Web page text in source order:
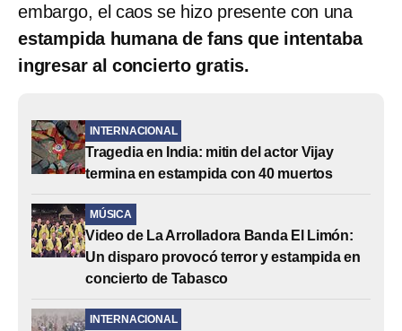
embargo, el caos se hizo presente con una
estampida humana de fans que intentaba
ingresar al concierto gratis.
INTERNACIONAL
Tragedia en India: mitin del actor Vijay
termina en estampida con 40 muertos
MÚSICA
Video de La Arrolladora Banda El Limón:
Un disparo provocó terror y estampida en
concierto de Tabasco
INTERNACIONAL